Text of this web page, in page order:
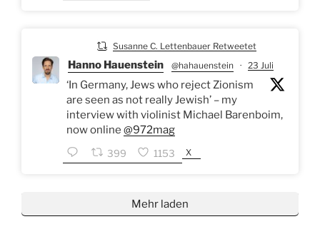
Susanne C. Lettenbauer Retweetet
Hanno Hauenstein @hahauenstein · 23 Juli
‘In Germany, Jews who reject Zionism
are seen as not really Jewish’ – my
interview with violinist Michael Barenboim,
now online @972mag
399 1153 X
Mehr laden